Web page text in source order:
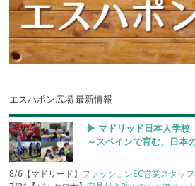
エスハポン広場 最新情報
▶︎ マドリッド日本人学校
～スペインで育む、日本
8/6【マドリード】 ファッションEC営業スタッ